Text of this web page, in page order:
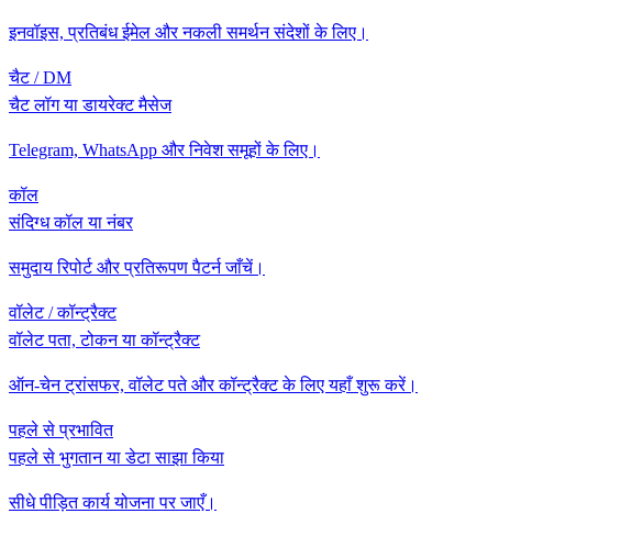
इनवॉइस, प्रतिबंध ईमेल और नकली समर्थन संदेशों के लिए।
चैट / DM
चैट लॉग या डायरेक्ट मैसेज
Telegram, WhatsApp और निवेश समूहों के लिए।
कॉल
संदिग्ध कॉल या नंबर
समुदाय रिपोर्ट और प्रतिरूपण पैटर्न जाँचें।
वॉलेट / कॉन्ट्रैक्ट
वॉलेट पता, टोकन या कॉन्ट्रैक्ट
ऑन-चेन ट्रांसफर, वॉलेट पते और कॉन्ट्रैक्ट के लिए यहाँ शुरू करें।
पहले से प्रभावित
पहले से भुगतान या डेटा साझा किया
सीधे पीड़ित कार्य योजना पर जाएँ।